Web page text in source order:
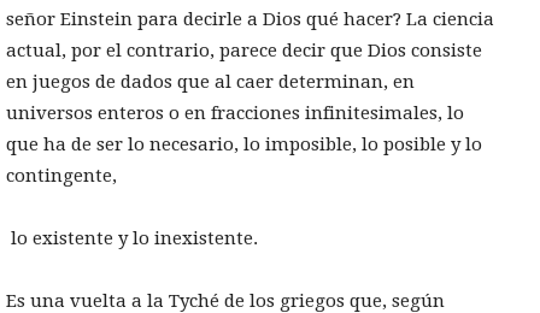
señor Einstein para decirle a Dios qué hacer? La ciencia
actual, por el contrario, parece decir que Dios consiste
en juegos de dados que al caer determinan, en
universos enteros o en fracciones infinitesimales, lo
que ha de ser lo necesario, lo imposible, lo posible y lo
contingente,
lo existente y lo inexistente.
Es una vuelta a la Tyché de los griegos que, según